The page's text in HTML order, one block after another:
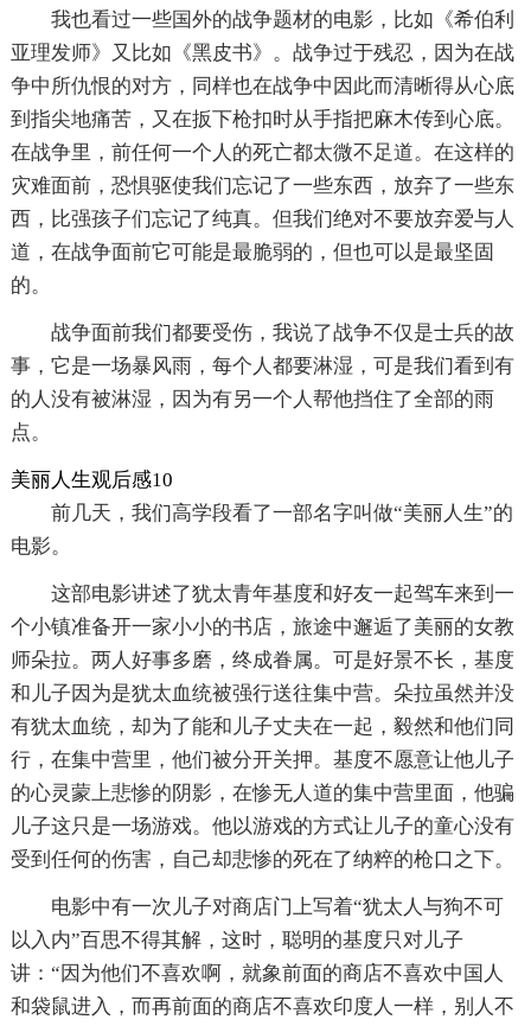
我也看过一些国外的战争题材的电影，比如《希伯利
亚理发师》又比如《黑皮书》。战争过于残忍，因为在战
争中所仇恨的对方，同样也在战争中因此而清晰得从心底
到指尖地痛苦，又在扳下枪扣时从手指把麻木传到心底。
在战争里，前任何一个人的死亡都太微不足道。在这样的
灾难面前，恐惧驱使我们忘记了一些东西，放弃了一些东
西，比强孩子们忘记了纯真。但我们绝对不要放弃爱与人
道，在战争面前它可能是最脆弱的，但也可以是最坚固
的。
战争面前我们都要受伤，我说了战争不仅是士兵的故
事，它是一场暴风雨，每个人都要淋湿，可是我们看到有
的人没有被淋湿，因为有另一个人帮他挡住了全部的雨
点。
美丽人生观后感10
前几天，我们高学段看了一部名字叫做“美丽人生”的
电影。
这部电影讲述了犹太青年基度和好友一起驾车来到一
个小镇准备开一家小小的书店，旅途中邂逅了美丽的女教
师朵拉。两人好事多磨，终成眷属。可是好景不长，基度
和儿子因为是犹太血统被强行送往集中营。朵拉虽然并没
有犹太血统，却为了能和儿子丈夫在一起，毅然和他们同
行，在集中营里，他们被分开关押。基度不愿意让他儿子
的心灵蒙上悲惨的阴影，在惨无人道的集中营里面，他骗
儿子这只是一场游戏。他以游戏的方式让儿子的童心没有
受到任何的伤害，自己却悲惨的死在了纳粹的枪口之下。
电影中有一次儿子对商店门上写着“犹太人与狗不可
以入内”百思不得其解，这时，聪明的基度只对儿子
讲：“因为他们不喜欢啊，就象前面的商店不喜欢中国人
和袋鼠进入，而再前面的商店不喜欢印度人一样，别人不